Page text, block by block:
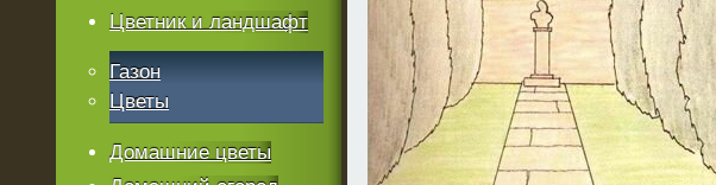
Цветник и ландшафт
Газон
Цветы
Домашние цветы